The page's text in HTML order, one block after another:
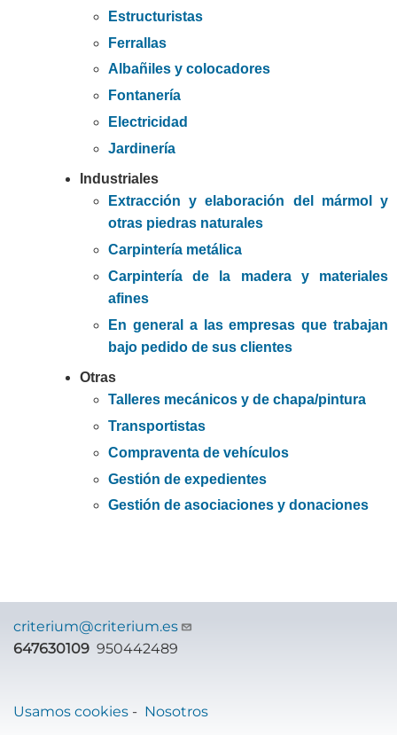
Estructuristas
Ferrallas
Albañiles y colocadores
Fontanería
Electricidad
Jardinería
Industriales
Extracción y elaboración del mármol y
otras piedras naturales
Carpintería metálica
Carpintería de la madera y materiales
afines
En general a las empresas que trabajan
bajo pedido de sus clientes
Otras
Talleres mecánicos y de chapa/pintura
Transportistas
Compraventa de vehículos
Gestión de expedientes
Gestión de asociaciones y donaciones
criterium@criterium.es
647630109 950442489
Usamos cookies - Nosotros